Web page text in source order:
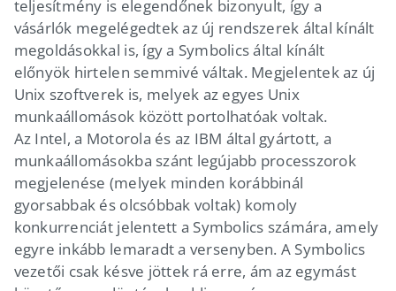
teljesítmény is elegendőnek bizonyult, így a
vásárlók megelégedtek az új rendszerek által kínált
megoldásokkal is, így a Symbolics által kínált
előnyök hirtelen semmivé váltak. Megjelentek az új
Unix szoftverek is, melyek az egyes Unix
munkaállomások között portolhatóak voltak.
Az Intel, a Motorola és az IBM által gyártott, a
munkaállomásokba szánt legújabb processzorok
megjelenése (melyek minden korábbinál
gyorsabbak és olcsóbbak voltak) komoly
konkurrenciát jelentett a Symbolics számára, amely
egyre inkább lemaradt a versenyben. A Symbolics
vezetői csak késve jöttek rá erre, ám az egymást